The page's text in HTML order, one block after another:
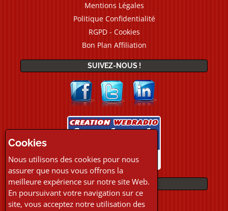
Mentions Légales
Politique Confidentialité
RGPD - Cookies
Bon Plan Affiliation
SUIVEZ-NOUS !
PAIEMENTS
Cookies
Nous utilisons des cookies pour nous
assurer que nous vous offrons la
meilleure expérience sur notre site Web.
En poursuivant votre navigation sur ce
site, vous acceptez notre utilisation des